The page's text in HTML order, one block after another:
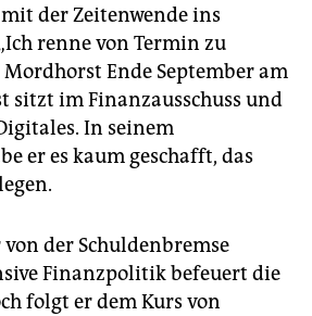
der Zeitenwende ins
renne von Termin zu
Ende September am
sitzt im Finanzausschuss und
In seinem
er es kaum geschafft, das
der Schuldenbremse
Finanzpolitik befeuert die
folgt er dem Kurs von